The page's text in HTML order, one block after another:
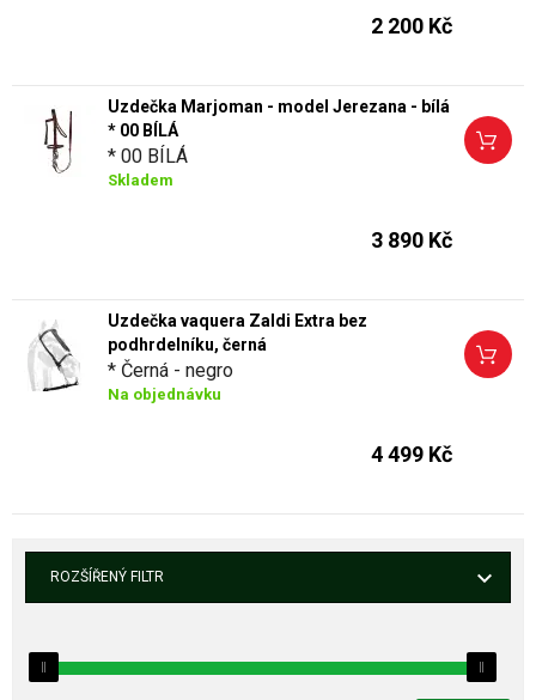
2 200 Kč
Uzdečka Marjoman - model Jerezana - bílá
* 00 BÍLÁ
* 00 BÍLÁ
Skladem
3 890 Kč
Uzdečka vaquera Zaldi Extra bez
podhrdelníku, černá
* Černá - negro
Na objednávku
4 499 Kč
ROZŠÍŘENÝ FILTR